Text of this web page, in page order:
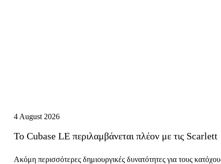
4 August 2026
Το Cubase LE περιλαμβάνεται πλέον με τις Scarlett
Ακόμη περισσότερες δημιουργικές δυνατότητες για τους